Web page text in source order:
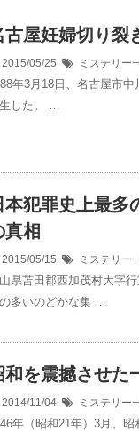
古屋妊婦切り裂
05/25 ミステリー
年3月18日、名古屋市
した。 …
本犯罪史上最多
真相
05/15 ミステリー
県苫田郡西加茂村大字
多いのどかな集 …
和を震撼させた
11/04 ミステリー
年（昭和21年）3月、昭